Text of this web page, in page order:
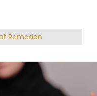
Ramadan